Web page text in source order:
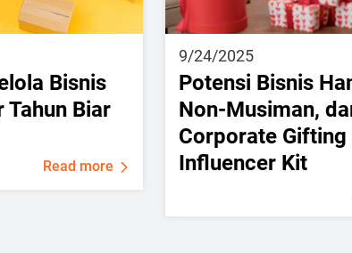
Bisnis
Tahun Biar
Read more
9/24/2025
Potensi Bisnis
Non-Musiman,
Corporate Gifting
Influencer Kit